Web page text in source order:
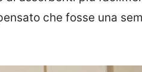
che fosse una